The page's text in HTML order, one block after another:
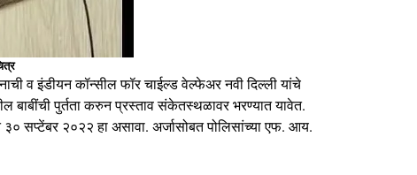
व इंडीयन कॉन्सील फॉर चाईल्ड वेल्फेअर नवी दिल्ली यांचे
पुर्तता करुन प्रस्ताव संकेतस्थळावर भरण्यात यावेत.
सप्टेंबर २०२२ हा असावा. अर्जासोबत पोलिसांच्या एफ. आय.